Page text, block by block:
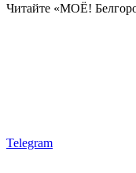
Читайте «МОЁ!
Telegram